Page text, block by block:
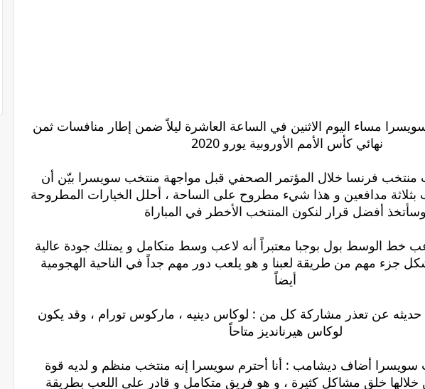
مساء اليوم الاثنين في الساعة العاشرة ليلاً ضمن إطار منافسات ثمن
نهائي كأس الأمم الأوروبية يورو 2020
فرنسا خلال المؤتمر الصحفي قبل مواجهة منتخب سويسرا بيّن أن
بثلاثة مدافعين و هذا شيء مطروح على الساحة ، أحلل الخيارات المطروحة
وسأتخذ أفضل قرار لنكون المنتخب الأخطر في المباراة
خط الوسط بول بوجبا معتبراً أنه لاعب وسط متكامل و يمتلك جودة عالية
جزء مهم من طريقة لعبنا و هو يلعب دور مهم جداً في الناحية الهجومية
أيضاً
عن تعذر مشاركة كل من : لوكاس دينيه ، ماركوس تورام ، وقد يكون
لوكاس هيرنانديز متاحاً
سويسرا أضاف ديشامب : أنا أحترم سويسرا إنه منتخب منظم و لديه قوة
خلق مشاكل كثيرة ، و هو فريق متكامل و قادر على اللعب بطريقة